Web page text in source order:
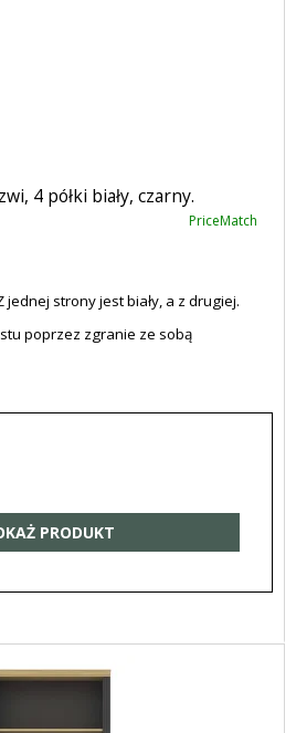
4 półki biały, czarny.
PriceMatch
jednej strony jest biały, a z drugiej.
poprzez zgranie ze sobą
PRODUKT